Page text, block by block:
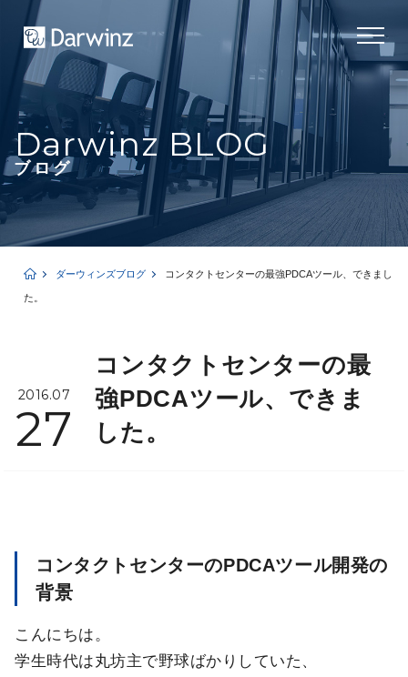
Darwinz BLOG
ブログ
ダーウィンズブログ コンタクトセンターの最強PDCAツール、できまし
た。
2016.07
27
コンタクトセンターの最
強PDCAツール、できま
した。
コンタクトセンターのPDCAツール開発の
背景
こんにちは。
学生時代は丸坊主で野球ばかりしていた、